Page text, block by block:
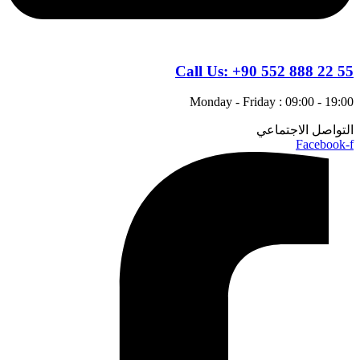
Call Us: +90 552 888 22 55
Monday - Friday : 09:00 - 19:00
التواصل الاجتماعي
Facebook-f